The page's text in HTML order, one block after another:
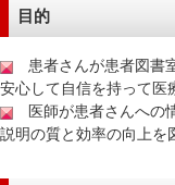
し
ま
す
現
在
の
目的
患者さんが患者図書
安心して自信を持って医
医師が患者さんへの
説明の質と効率の向上を